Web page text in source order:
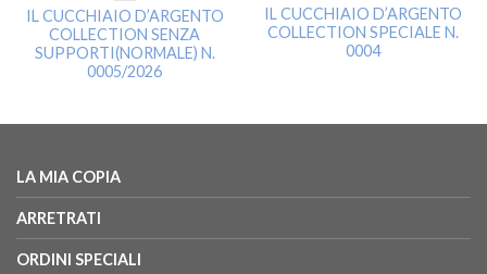
IL CUCCHIAIO D’ARGENTO
COLLECTION SENZA
SUPPORTI(NORMALE) N.
0005/2026
IL CUCCHIAIO D’ARGENTO
COLLECTION SPECIALE N.
0004
LA MIA COPIA
ARRETRATI
ORDINI SPECIALI